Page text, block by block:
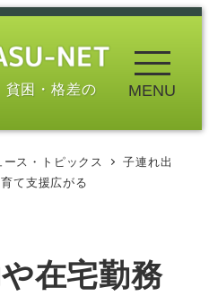
貧困・格差の MENU
ース・トピックス
子連れ出
て支援広がる
在宅勤務